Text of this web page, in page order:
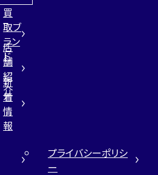
買
取ブ
ラン
ド
店
舗
紹
介
新
着
情
報
プライバシーポリシ
ー